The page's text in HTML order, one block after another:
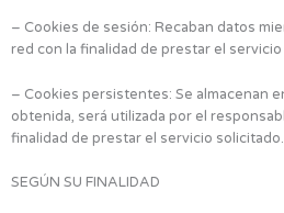
– Cookies de sesión: Recaban datos
red con la finalidad de prestar el
– Cookies persistentes: Se almacenan
obtenida, será utilizada por el
finalidad de prestar el servicio solicitado.
SEGÚN SU FINALIDAD